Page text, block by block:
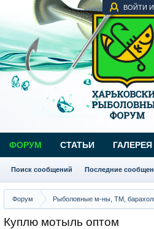
ВОЙТИ
Форум Рыболовные м-ны, ТМ,
Куплю мотыль оптом
ФОРУМ
Поиск сообщений Последние
СТАТЬИ ГАЛЕРЕЯ